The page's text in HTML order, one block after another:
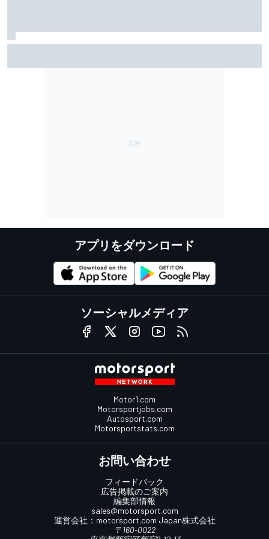
のレースは面白い」と主張
アプリをダウンロード
ソーシャルメディア
Motor1.com
Motorsportjobs.com
Autosport.com
Motorsportstats.com
お問い合わせ
フィードバック
広告掲載のご案内
編集部情報
sales@motorsport.com
運営会社： motorsport.com Japan株式会社
〒160-0022